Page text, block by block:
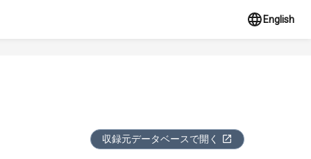
English
収録元データベースで開く